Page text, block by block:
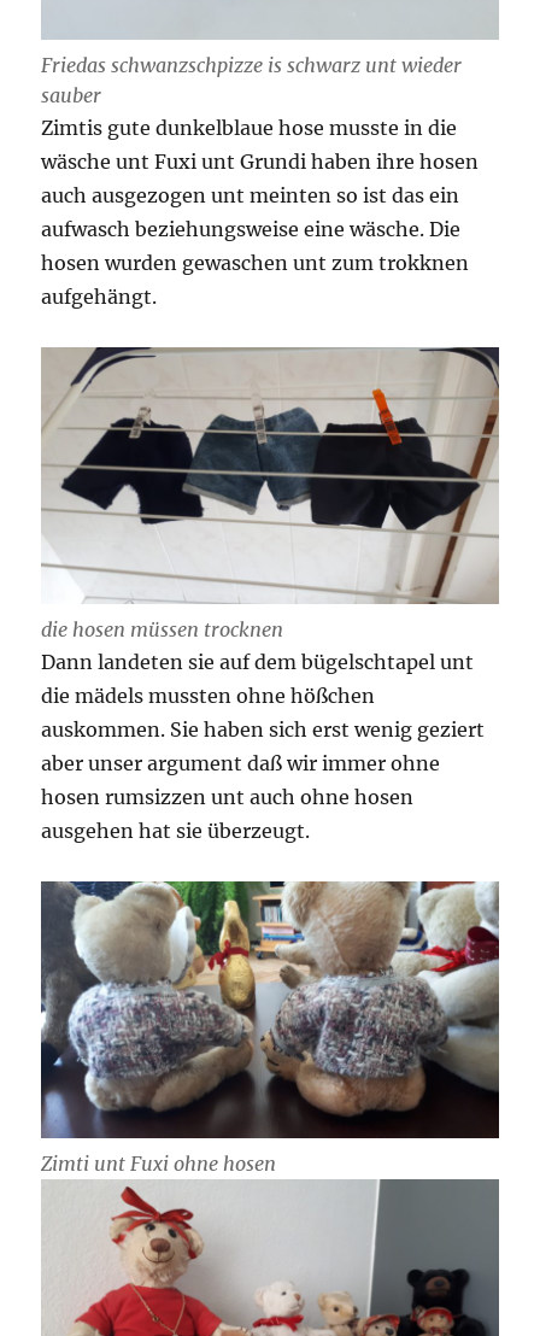
Friedas schwanzschpizze is schwarz unt wieder
sauber
Zimtis gute dunkelblaue hose musste in die
wäsche unt Fuxi unt Grundi haben ihre hosen
auch ausgezogen unt meinten so ist das ein
aufwasch beziehungsweise eine wäsche. Die
hosen wurden gewaschen unt zum trokknen
aufgehängt.
die hosen müssen trocknen
Dann landeten sie auf dem bügelschtapel unt
die mädels mussten ohne hößchen
auskommen. Sie haben sich erst wenig geziert
aber unser argument daß wir immer ohne
hosen rumsizzen unt auch ohne hosen
ausgehen hat sie überzeugt.
Zimti unt Fuxi ohne hosen